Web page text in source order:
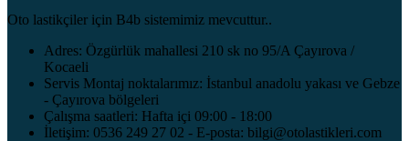
Oto lastikçiler için B4b sistemimiz mevcuttur..
Adres: Özgürlük mahallesi 210 sk no 95/A Çayırova /
Kocaeli
Servis Montaj noktalarımız: İstanbul anadolu yakası ve Gebze
- Çayırova bölgeleri
Çalışma saatleri: Hafta içi 09:00 - 18:00
İletişim: 0536 249 27 02 - E-posta: bilgi@otolastikleri.com